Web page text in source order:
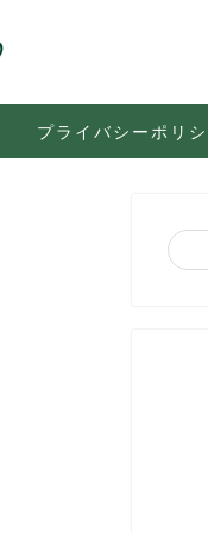
プライバシーポリ